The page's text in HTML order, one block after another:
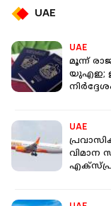
UAE
UAE
മൂന്ന്
യുഎഇ;
UAE
വിമാന